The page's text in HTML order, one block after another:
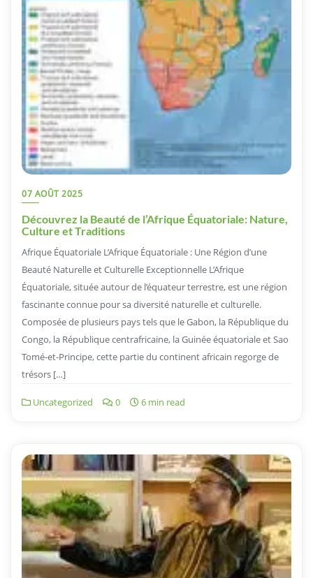
07 AOÛT 2025
Découvrez la Beauté de l’Afrique Équatoriale: Nature,
Culture et Traditions
Afrique Équatoriale L’Afrique Équatoriale : Une Région d’une
Beauté Naturelle et Culturelle Exceptionnelle L’Afrique
Équatoriale, située autour de l’équateur terrestre, est une région
fascinante connue pour sa diversité naturelle et culturelle.
Composée de plusieurs pays tels que le Gabon, la République du
Congo, la République centrafricaine, la Guinée équatoriale et Sao
Tomé-et-Principe, cette partie du continent africain regorge de
trésors […]
Uncategorized 0 6 min read